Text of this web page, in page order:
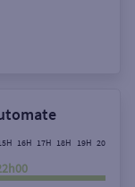
16H 17H 18H 19H 20H